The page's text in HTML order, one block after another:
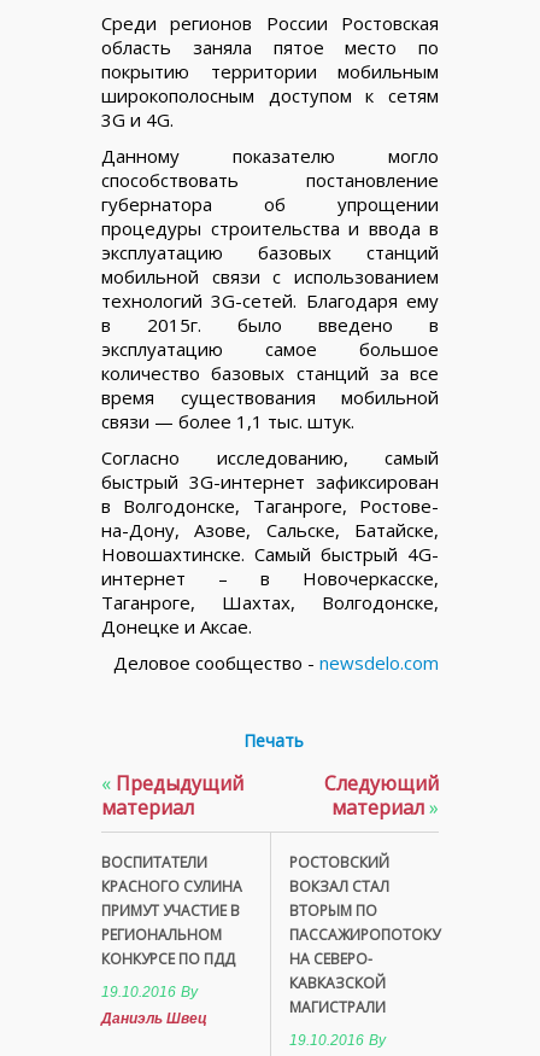
Среди регионов России Ростовская
область заняла пятое место по
покрытию территории мобильным
широкополосным доступом к сетям
3G и 4G.
Данному показателю могло
способствовать постановление
губернатора об упрощении
процедуры строительства и ввода в
эксплуатацию базовых станций
мобильной связи с использованием
технологий 3G-сетей. Благодаря ему
в 2015г. было введено в
эксплуатацию самое большое
количество базовых станций за все
время существования мобильной
связи — более 1,1 тыс. штук.
Согласно исследованию, самый
быстрый 3G-интернет зафиксирован
в Волгодонске, Таганроге, Ростове-
на-Дону, Азове, Сальске, Батайске,
Новошахтинске. Самый быстрый 4G-
интернет – в Новочеркасске,
Таганроге, Шахтах, Волгодонске,
Донецке и Аксае.
Деловое сообщество - newsdelo.com
Печать
« Предыдущий
материал
ВОСПИТАТЕЛИ
КРАСНОГО СУЛИНА
ПРИМУТ УЧАСТИЕ В
РЕГИОНАЛЬНОМ
КОНКУРСЕ ПО ПДД
19.10.2016 By
Даниэль Швец
Следующий
материал»
РОСТОВСКИЙ
ВОКЗАЛ СТАЛ
ВТОРЫМ ПО
ПАССАЖИРОПОТОКУ
НА СЕВЕРО-
КАВКАЗСКОЙ
МАГИСТРАЛИ
19.10.2016 By